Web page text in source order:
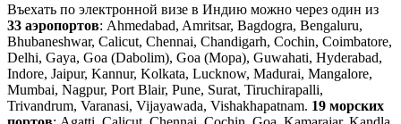
Въехать по электронной визе в Индию можно через один из
33 аэропортов: Ahmedabad, Amritsar, Bagdogra, Bengaluru,
Bhubaneshwar, Calicut, Chennai, Chandigarh, Cochin, Coimbatore,
Delhi, Gaya, Goa (Dabolim), Goa (Mopa), Guwahati, Hyderabad,
Indore, Jaipur, Kannur, Kolkata, Lucknow, Madurai, Mangalore,
Mumbai, Nagpur, Port Blair, Pune, Surat, Tiruchirapalli,
Trivandrum, Varanasi, Vijayawada, Vishakhapatnam. 19 морских